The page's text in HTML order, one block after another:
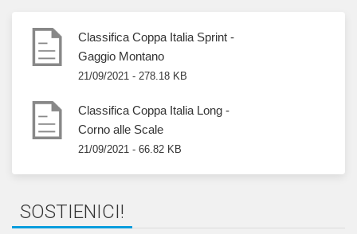
Classifica Coppa Italia Sprint -
Gaggio Montano
21/09/2021 - 278.18 KB
Classifica Coppa Italia Long -
Corno alle Scale
21/09/2021 - 66.82 KB
SOSTIENICI!